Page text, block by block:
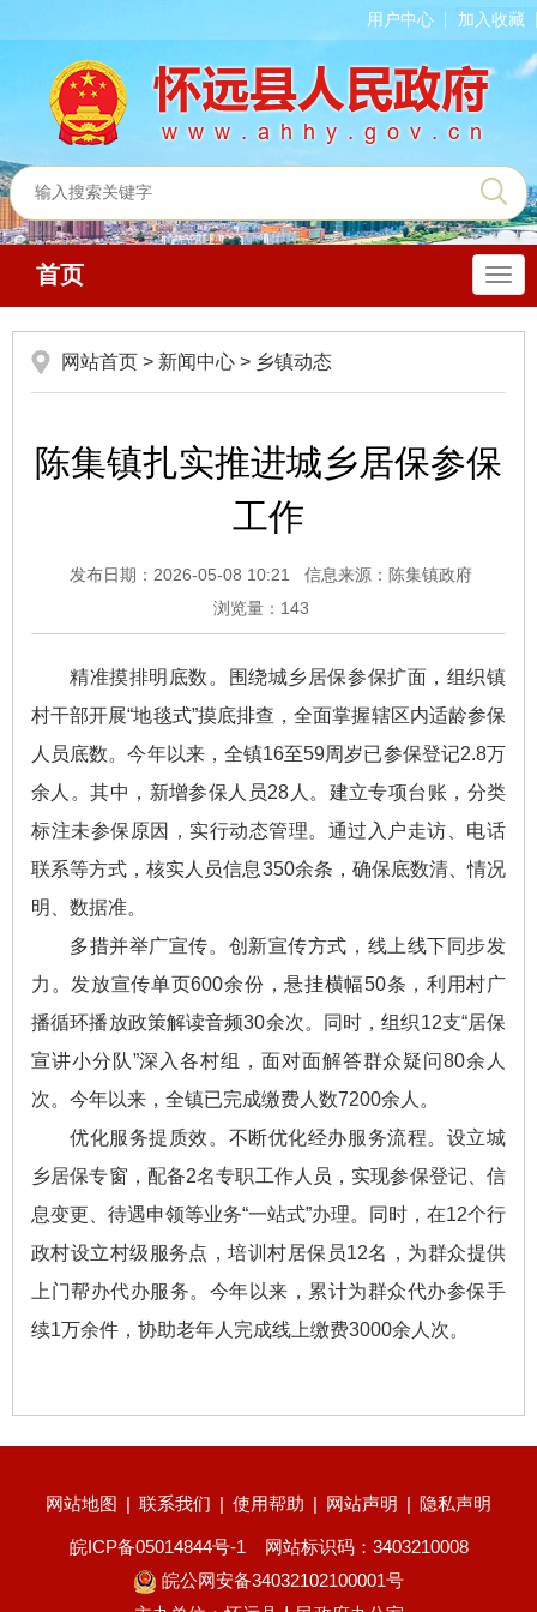
用户中心 加入收藏
导
航
首页
网站首页 > 新闻中心 > 乡镇动态
陈集镇扎实推进城乡居保参保
工作
发布日期：2026-05-08 10:21
信息来源：陈集镇政府
浏览量： 143
精准摸排明底数。围绕城乡居保参保扩面，组织镇
村干部开展“地毯式”摸底排查，全面掌握辖区内适龄参保
人员底数。今年以来，全镇16至59周岁已参保登记2.8万
余人。其中，新增参保人员28人。建立专项台账，分类
标注未参保原因，实行动态管理。通过入户走访、电话
联系等方式，核实人员信息350余条，确保底数清、情况
明、数据准。
多措并举广宣传。创新宣传方式，线上线下同步发
力。发放宣传单页600余份，悬挂横幅50条，利用村广
播循环播放政策解读音频30余次。同时，组织12支“居保
宣讲小分队”深入各村组，面对面解答群众疑问80余人
次。今年以来，全镇已完成缴费人数7200余人。
优化服务提质效。不断优化经办服务流程。设立城
乡居保专窗，配备2名专职工作人员，实现参保登记、信
息变更、待遇申领等业务“一站式”办理。同时，在12个行
政村设立村级服务点，培训村居保员12名，为群众提供
上门帮办代办服务。今年以来，累计为群众代办参保手
续1万余件，协助老年人完成线上缴费3000余人次。
网站地图 | 联系我们 | 使用帮助 | 网站声明 | 隐私声明
皖ICP备05014844号-1
网站标识码：3403210008
皖公网安备34032102100001号